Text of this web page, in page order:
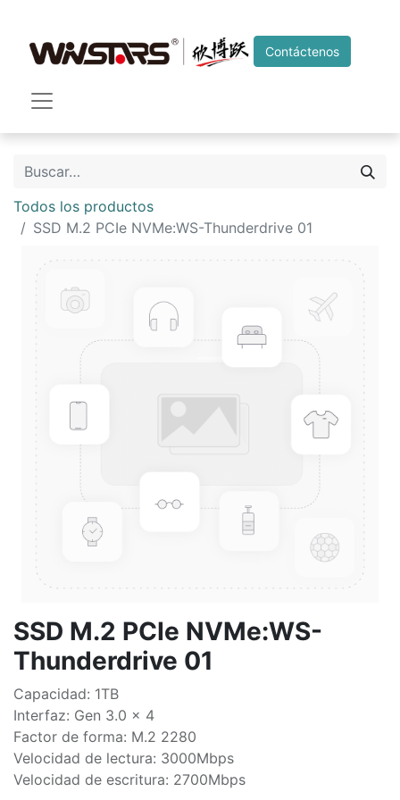
Contáctenos
Todos los productos
SSD M.2 PCIe NVMe:WS-Thunderdrive 01
SSD M.2 PCIe NVMe:WS-
Thunderdrive 01
Capacidad: 1TB
Interfaz: Gen 3.0 x 4
Factor de forma: M.2 2280
Velocidad de lectura: 3000Mbps
Velocidad de escritura: 2700Mbps